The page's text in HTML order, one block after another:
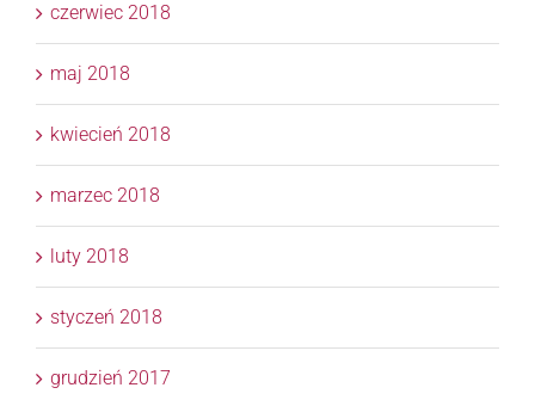
czerwiec 2018
maj 2018
kwiecień 2018
marzec 2018
luty 2018
styczeń 2018
grudzień 2017